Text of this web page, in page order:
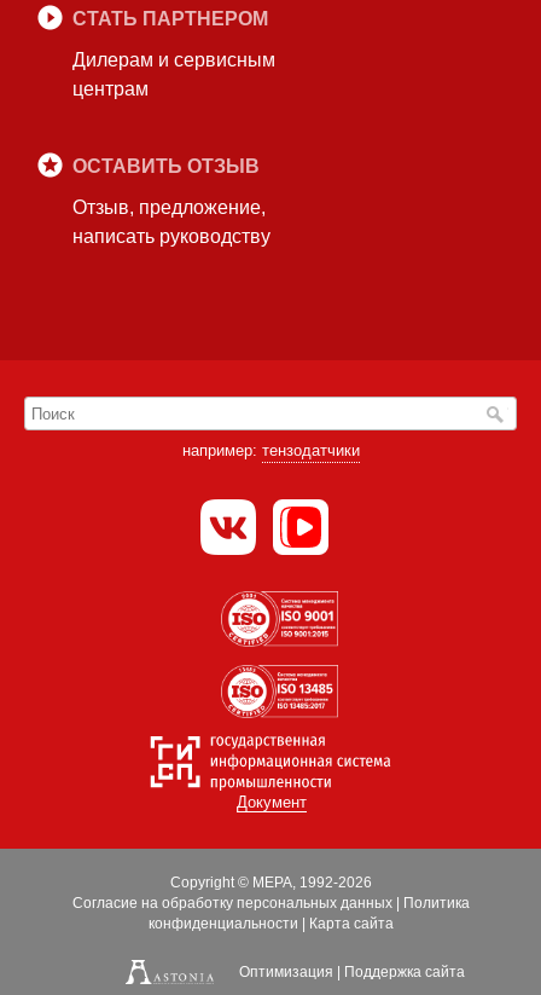
СТАТЬ ПАРТНЕРОМ
Дилерам и сервисным
центрам
ОСТАВИТЬ ОТЗЫВ
Отзыв, предложение,
написать руководству
например: тензодатчики
Документ
Copyright © МЕРА, 1992-2026
Согласие на обработку персональных данных| Политика
конфиденциальности | Карта сайта
Оптимизация | Поддержка сайта